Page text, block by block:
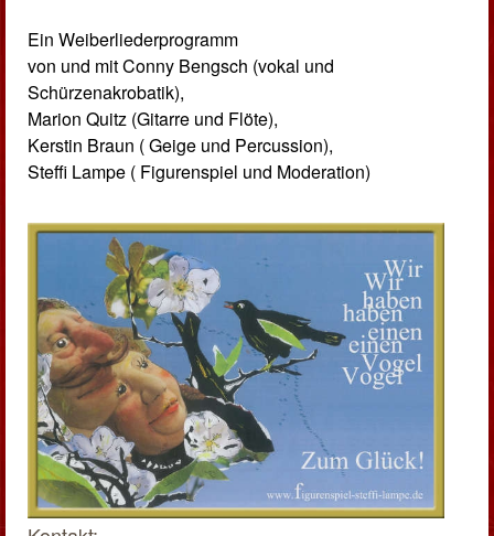
Ein Weiberliederprogramm
von und mit Conny Bengsch (vokal und
Schürzenakrobatik),
Marion Quitz (Gitarre und Flöte),
Kerstin Braun ( Geige und Percussion),
Steffi Lampe ( Figurenspiel und Moderation)